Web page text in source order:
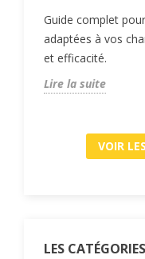
Guide complet
adaptées à vos
et efficacité.
Lire la suite
VOIR
LES CATÉGORIES